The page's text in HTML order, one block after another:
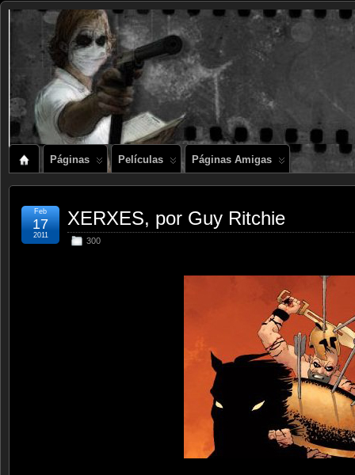
Páginas Películas Páginas Amigas
XERXES, por Guy Ritchie
300
Feb
17
2011